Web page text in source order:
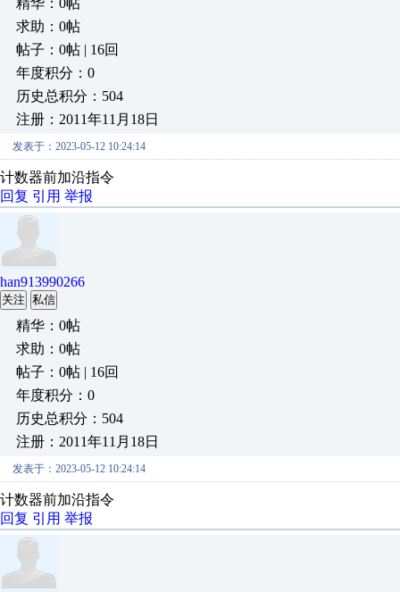
求助：0帖
帖子：0帖 | 16回
年度积分：0
历史总积分：504
注册：2011年11月18日
发表于：2023-05-12 10:24:14
计数器前加沿指令
回复 引用 举报
han913990266
关注 私信
精华：0帖
求助：0帖
帖子：0帖 | 16回
年度积分：0
历史总积分：504
注册：2011年11月18日
发表于：2023-05-12 10:24:14
计数器前加沿指令
回复 引用 举报